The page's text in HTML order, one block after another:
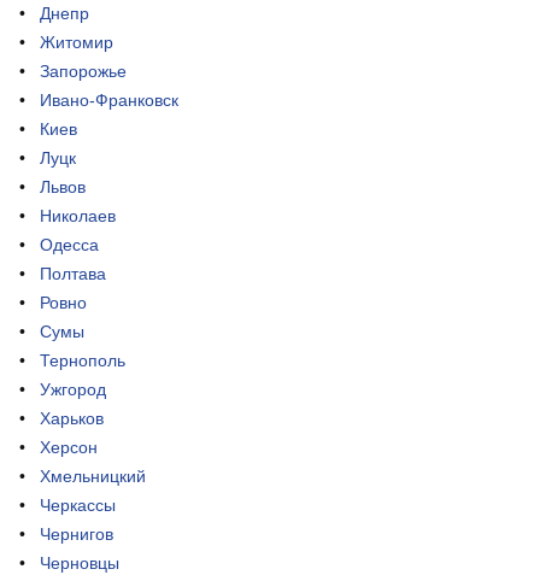
Днепр
Житомир
Запорожье
Ивано-Франковск
Киев
Луцк
Львов
Николаев
Одесса
Полтава
Ровно
Сумы
Тернополь
Ужгород
Харьков
Херсон
Хмельницкий
Черкассы
Чернигов
Черновцы